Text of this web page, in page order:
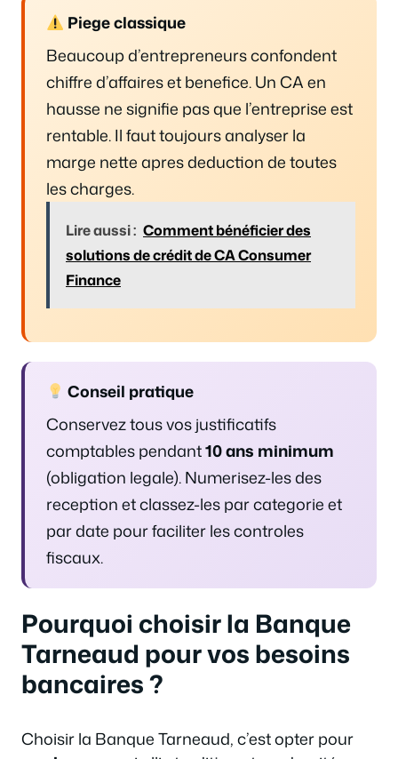
Piege classique
Beaucoup d’entrepreneurs confondent
chiffre d’affaires et benefice. Un CA en
hausse ne signifie pas que l’entreprise est
rentable. Il faut toujours analyser la
marge nette apres deduction de toutes
les charges.
Lire aussi : Comment bénéficier des
solutions de crédit de CA Consumer
Finance
Conseil pratique
Conservez tous vos justificatifs
comptables pendant10 ans minimum
(obligation legale). Numerisez-les des
reception et classez-les par categorie et
par date pour faciliter les controles
fiscaux.
Pourquoi choisir la Banque
Tarneaud pour vos besoins
bancaires ?
Choisir la Banque Tarneaud, c’est opter pour